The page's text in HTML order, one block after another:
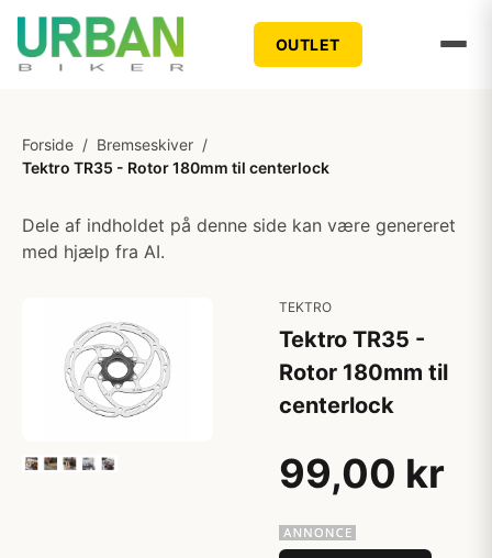
OUTLET
Forside / Bremseskiver /
Tektro TR35 - Rotor 180mm til centerlock
Dele af indholdet på denne side kan være genereret
med hjælp fra AI.
TEKTRO
Tektro TR35 -
Rotor 180mm til
centerlock
99,00 kr